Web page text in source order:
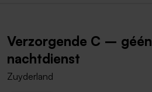
Verzorgende C – géén
nachtdienst
Zuyderland